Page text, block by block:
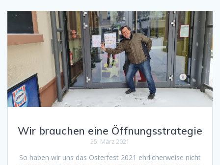
Wir brauchen eine Öffnungsstrategie
25. März 2021
So haben wir uns das Osterfest 2021 ehrlicherweise nicht